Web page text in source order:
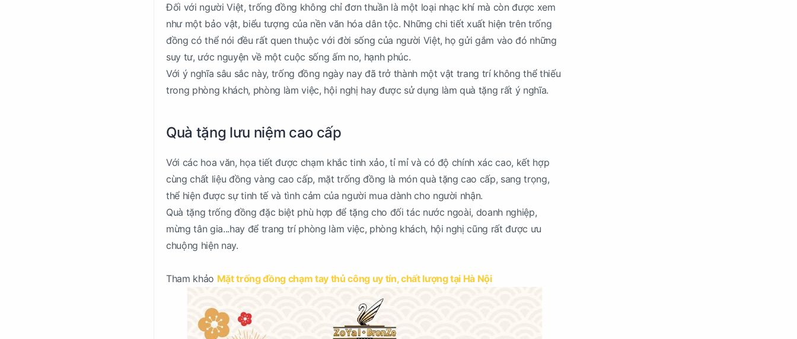
Đối với người Việt, trống đồng không chỉ đơn thuần là một loại nhạc khí mà còn được xem
như một bảo vật, biểu tượng của nền văn hóa dân tộc. Những chi tiết xuất hiện trên trống
đồng có thể nói đều rất quen thuộc với đời sống của người Việt, họ gửi gắm vào đó những
suy tư, ước nguyện về một cuộc sống ấm no, hạnh phúc.
Với ý nghĩa sâu sắc này, trống đồng ngày nay đã trở thành một vật trang trí không thể thiếu
trong phòng khách, phòng làm việc, hội nghị hay được sử dụng làm quà tặng rất ý nghĩa.
Quà tặng lưu niệm cao cấp
Với các hoa văn, họa tiết được chạm khắc tinh xảo, tỉ mỉ và có độ chính xác cao, kết hợp
cùng chất liệu đồng vàng cao cấp, mặt trống đồng là món quà tặng cao cấp, sang trọng,
thể hiện được sự tinh tế và tình cảm của người mua dành cho người nhận.
Quà tặng trống đồng đặc biệt phù hợp để tặng cho đối tác nước ngoài, doanh nghiệp,
mừng tân gia...hay để trang trí phòng làm việc, phòng khách, hội nghị cũng rất được ưu
chuộng hiện nay.
Tham khảo Mặt trống đồng chạm tay thủ công uy tín, chất lượng tại Hà Nội